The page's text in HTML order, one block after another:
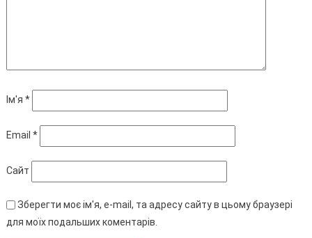
Ім'я *
Email *
Сайт
Зберегти моє ім'я, e-mail, та адресу сайту в цьому браузері
для моїх подальших коментарів.